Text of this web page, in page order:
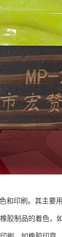
和印刷。其主要用
胶制品的着色，